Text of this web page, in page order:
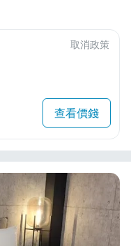
取消政策
查看價錢